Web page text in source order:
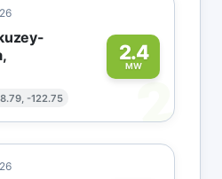
-122.75
2.4
MW
2